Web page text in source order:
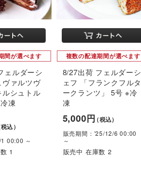
間が選べます
ェルダーシ
ヴァルツヴ
ルシュトル
凍
込）
00:00 ～
1
複数の配達期間が選べます
8/27出荷 フェルダーシ
ェフ 「フランクフルタ
ークランツ」 5号 ※冷
凍
5,000円（税込）
販売期間：'25/12/6 00:00
～
販売中 在庫数 2